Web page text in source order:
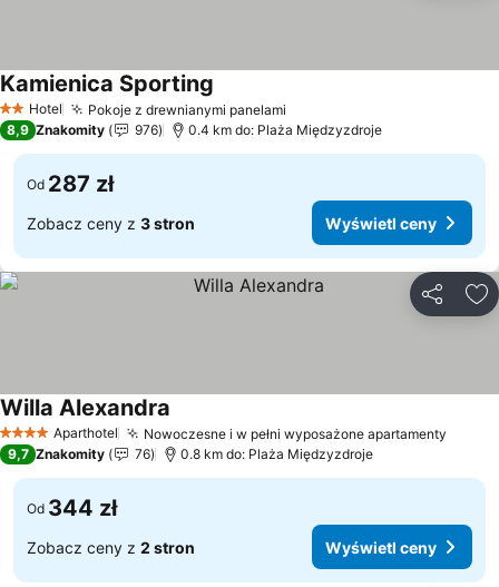
2 Kategoria
Hotel Pokoje z drewnianymi panelami
Kamienica Sporting
8,9 Znakomity 976 0.4 km do: Plaża Międzyzdroje
Od 287 zł
Zobacz ceny z 3 stron Wyświetl ceny
4 KategoriaAparthotel Nowoczesne i w pełni wyposażone apartamenty
Willa Alexandra
9,7 Znakomity 76 0.8 km do: Plaża Międzyzdroje
Od 344 zł
Zobacz ceny z 2 stron Wyświetl ceny